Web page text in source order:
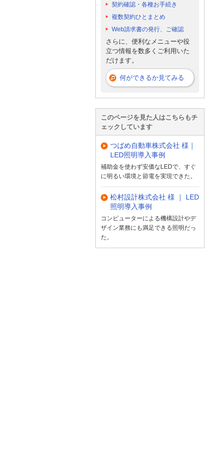
契約確認・各種お手続き
複数契約ひとまとめ
Web請求書の発行、ご確認
さらに、便利なメニューや役
立つ情報を数多くご利用いた
だけます。
何ができるか見てみる
このページを見た人はこちらもチ
ェックしています
つばめ自動車株式会社 様｜
LED照明導入事例
補助金を使わず安価なLEDで、すぐ
に明るい環境と節電を実現できた。
松村設計株式会社 様 ｜ LED
照明導入事例
コンピューターによる機構設計やデ
ザイン業務にも満足できる照明だっ
た。